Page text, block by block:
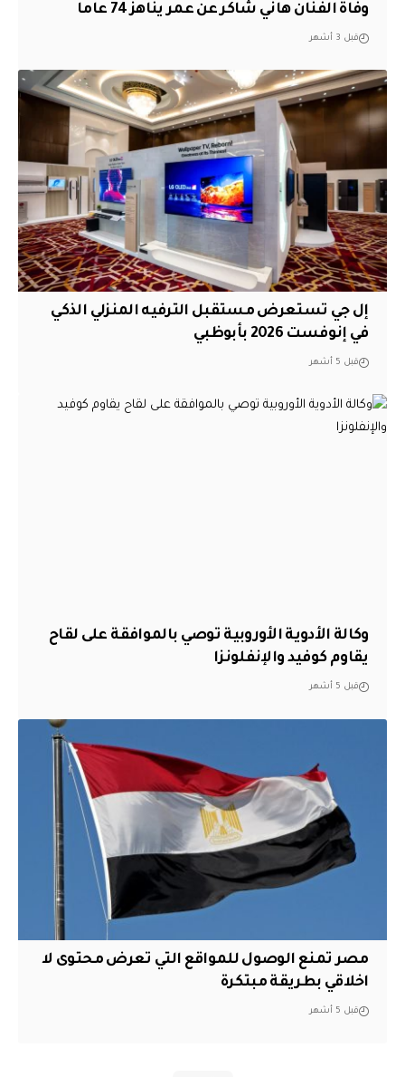
وفاة الفنان هاني شاكر عن عمر يناهز 74 عاما
قبل 3 أشهر
إل جي تستعرض مستقبل الترفيه المنزلي الذكي
في إنوفست 2026 بأبوظبي
قبل 5 أشهر
وكالة الأدوية الأوروبية توصي بالموافقة على لقاح
يقاوم كوفيد والإنفلونزا
قبل 5 أشهر
مصر تمنع الوصول للمواقع التي تعرض محتوى لا
اخلاقي بطريقة مبتكرة
قبل 5 أشهر